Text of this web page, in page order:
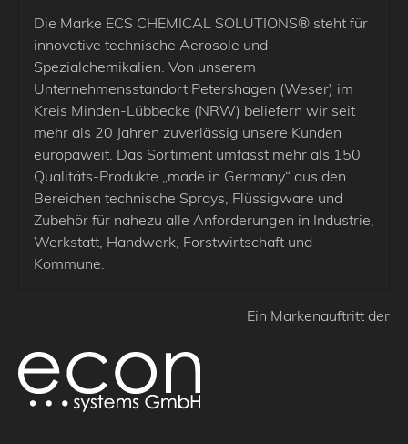
Die Marke ECS CHEMICAL SOLUTIONS® steht für
innovative technische Aerosole und
Spezialchemikalien. Von unserem
Unternehmensstandort Petershagen (Weser) im
Kreis Minden-Lübbecke (NRW) beliefern wir seit
mehr als 20 Jahren zuverlässig unsere Kunden
europaweit. Das Sortiment umfasst mehr als 150
Qualitäts-Produkte „made in Germany“ aus den
Bereichen technische Sprays, Flüssigware und
Zubehör für nahezu alle Anforderungen in Industrie,
Werkstatt, Handwerk, Forstwirtschaft und
Kommune.
Ein Markenauftritt der